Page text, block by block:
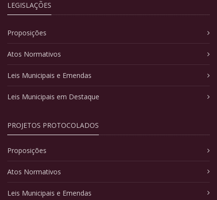
LEGISLAÇÕES
Proposições
Atos Normativos
Leis Municipais e Emendas
Leis Municipais em Destaque
PROJETOS PROTOCOLADOS
Proposições
Atos Normativos
Leis Municipais e Emendas